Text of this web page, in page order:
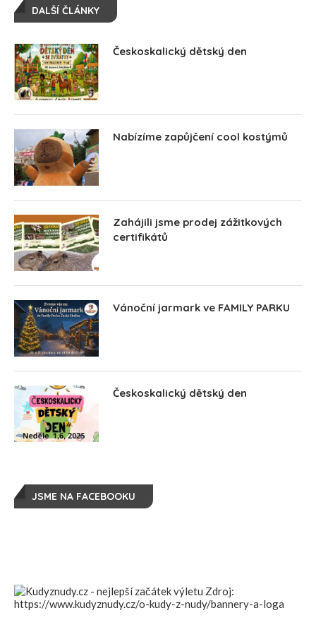
DALŠÍ ČLÁNKY
Českoskalický dětský den
Nabízíme zapůjčení cool kostýmů
Zahájili jsme prodej zážitkových
certifikátů
Vánoční jarmark ve FAMILY PARKU
Českoskalický dětský den
JSME NA FACEBOOKU
Zdroj:
https://www.kudyznudy.cz/o-kudy-z-nudy/bannery-a-loga